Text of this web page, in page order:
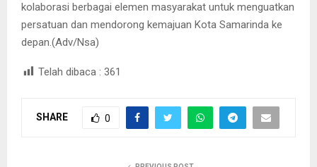
kolaborasi berbagai elemen masyarakat untuk menguatkan
persatuan dan mendorong kemajuan Kota Samarinda ke
depan.(Adv/Nsa)
Telah dibaca : 361
SHARE 0